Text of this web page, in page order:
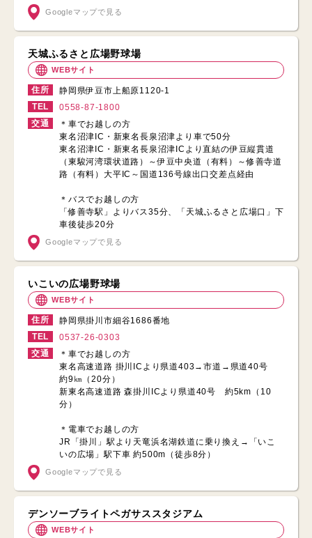
Googleマップで見る
天城ふるさと広場野球場
WEBサイト
住所
静岡県伊豆市上船原1120-1
TEL
0558-87-1800
交通
＊車でお越しの方
東名沼津IC・新東名長泉沼津より車で50分
東名沼津IC・新東名長泉沼津ICより直結の伊豆縦貫道
（東駿河湾環状道路）～伊豆中央道（有料）～修善寺道
路（有料）大平IC～国道136号線出口交差点経由
＊バスでお越しの方
「修善寺駅」よりバス35分、「天城ふるさと広場口」下
車後徒歩20分
Googleマップで見る
いこいの広場野球場
WEBサイト
住所
静岡県掛川市細谷1686番地
TEL
0537-26-0303
交通
＊車でお越しの方
東名高速道路 掛川ICより県道403→市道→県道40号
約9㎞（20分）
新東名高速道路 森掛川ICより県道40号 約5km（10
分）
＊電車でお越しの方
JR「掛川」駅より天竜浜名湖鉄道に乗り換え→「いこ
いの広場」駅下車 約500m（徒歩8分）
Googleマップで見る
デンソーブライトペガサススタジアム
WEBサイト